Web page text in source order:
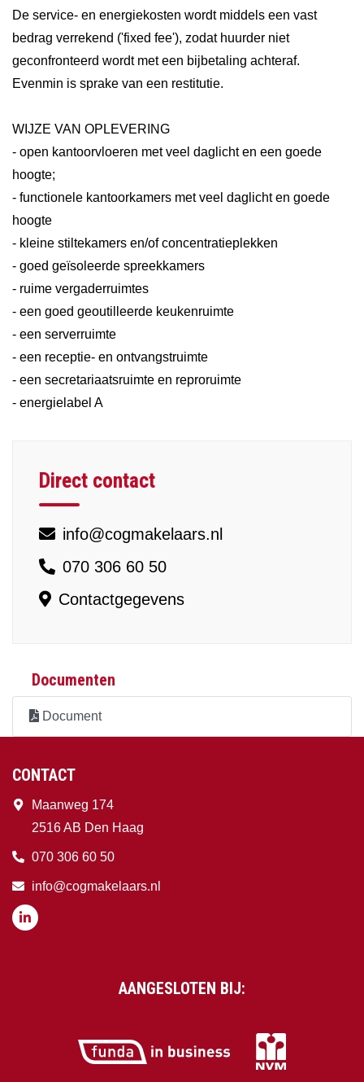
De service- en energiekosten wordt middels een vast
bedrag verrekend ('fixed fee'), zodat huurder niet
geconfronteerd wordt met een bijbetaling achteraf.
Evenmin is sprake van een restitutie.
WIJZE VAN OPLEVERING
- open kantoorvloeren met veel daglicht en een goede
hoogte;
- functionele kantoorkamers met veel daglicht en goede
hoogte
- kleine stiltekamers en/of concentratieplekken
- goed geïsoleerde spreekkamers
- ruime vergaderruimtes
- een goed geoutilleerde keukenruimte
- een serverruimte
- een receptie- en ontvangstruimte
- een secretariaatsruimte en reproruimte
- energielabel A
Direct contact
info@cogmakelaars.nl
070 306 60 50
Contactgegevens
Documenten
Document
CONTACT
Maanweg 174
2516 AB Den Haag
070 306 60 50
info@cogmakelaars.nl
AANGESLOTEN BIJ: